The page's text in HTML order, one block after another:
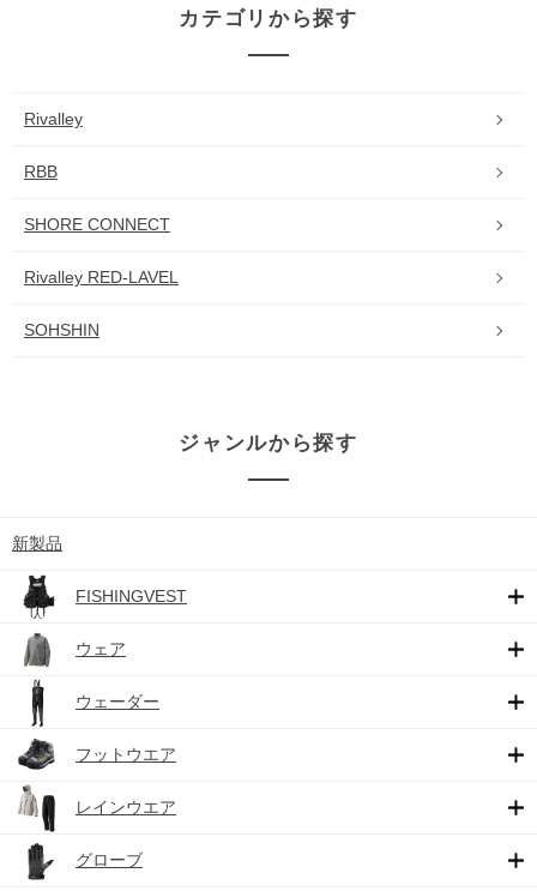
カテゴリから探す
Rivalley
RBB
SHORE CONNECT
Rivalley RED-LAVEL
SOHSHIN
ジャンルから探す
新製品
FISHINGVEST
ウェア
ウェーダー
フットウエア
レインウエア
グローブ